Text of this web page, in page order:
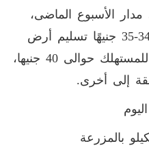
على مدار الأسبوع الماضى،
حيث تراجع سعر الكيلو من 34-35 جنيهًا تسليم أرض
المزرعة، ويصل سعر الكيلو للمستهلك حوالى 40 جنيها،
إلى أخرى.